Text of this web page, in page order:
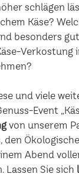
schlägen
Käse?
besonders
Verkostung
und viele
Event
von unserem
den
Abend
Lassen Sie sich